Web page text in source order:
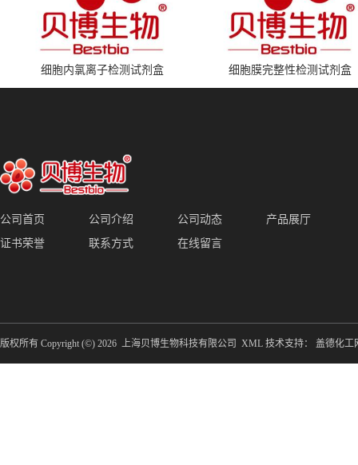
细胞内氯离子检测试剂盒 细胞膜完整性检测试剂盒
公司首页 公司介绍 公司动态
产品展厅
证书荣誉
联系方式 在线留言
版权所有 Copyright (©) 2026 上海贝博生物科技有限公司 XML 技术支持： 盖德化工